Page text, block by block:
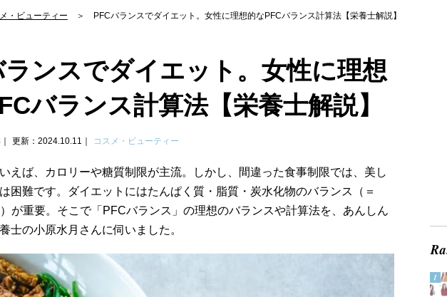
・ビューティー PFCバランスでダイエット。女性に理想的なPFCバランス計算法【栄養士解説】
ランスでダイエット。女性に理想
バランス計算法【栄養士解説】
更新：2024.10.11 コスメ・ビューティー
えば、カロリーや糖質制限が主流。しかし、間違った食事制限では、美し
困難です。ダイエットにはたんぱく質・脂質・炭水化物のバランス（＝
が重要。そこで「PFCバランス」の理想のバランスや計算法を、あんしん
士の小原水月さんに伺いました。